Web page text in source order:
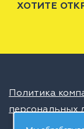
ХОТИТЕ
Политика
персональных